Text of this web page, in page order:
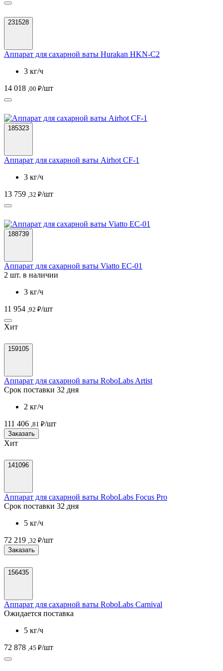
231528
Аппарат для сахарной ваты Hurakan HKN-C2
3 кг/ч
14 018 ,00 ₽/шт
185323
Аппарат для сахарной ваты Airhot CF-1
3 кг/ч
13 759 ,32 ₽/шт
188739
Аппарат для сахарной ваты Viatto EC-01
2 шт. в наличии
3 кг/ч
11 954 ,92 ₽/шт
Хит
159105
Аппарат для сахарной ваты RoboLabs Artist
Срок поставки 32 дня
2 кг/ч
111 406 ,81 ₽/шт
Заказать
Хит
141096
Аппарат для сахарной ваты RoboLabs Focus Pro
Срок поставки 32 дня
5 кг/ч
72 219 ,32 ₽/шт
Заказать
156435
Аппарат для сахарной ваты RoboLabs Carnival
Ожидается поставка
5 кг/ч
72 878 ,45 ₽/шт